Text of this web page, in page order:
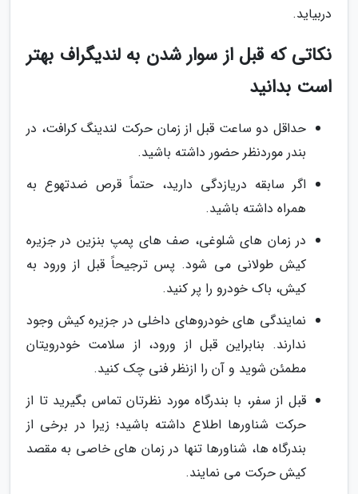
دربیاید.
نکاتی که قبل از سوار شدن به لندیگراف بهتر
است بدانید
حداقل دو ساعت قبل از زمان حرکت لندینگ کرافت، در
بندر موردنظر حضور داشته باشید.
اگر سابقه دریازدگی دارید، حتماً قرص ضدتهوع به
همراه داشته باشید.
در زمان های شلوغی، صف های پمپ بنزین در جزیره
کیش طولانی می شود. پس ترجیحاً قبل از ورود به
کیش، باک خودرو را پر کنید.
نمایندگی های خودروهای داخلی در جزیره کیش وجود
ندارند. بنابراین قبل از ورود، از سلامت خودرویتان
مطمئن شوید و آن را ازنظر فنی چک کنید.
قبل از سفر، با بندرگاه مورد نظرتان تماس بگیرید تا از
حرکت شناورها اطلاع داشته باشید؛ زیرا در برخی از
بندرگاه ها، شناورها تنها در زمان های خاصی به مقصد
کیش حرکت می نمایند.